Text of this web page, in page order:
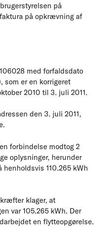
på
på opkrævning af
med forfaldsdato
som er en korrigeret
2010 til 3. juli 2011.
den 3. juli 2011,
forbindelse modtog 2
oplysninger, herunder
110.265 kWh
klager, at
var 105.265 kWh. Der
en flytteopgørelse.